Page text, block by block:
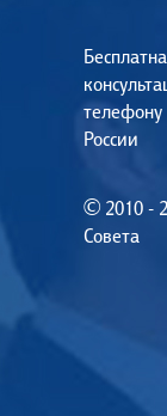
России
© 2010 -
Совета